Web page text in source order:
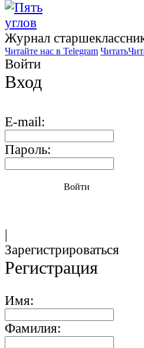
Журнал
Читайте нас в Telegram Читать
Войти
Вход
E-mail:
Пароль:
Войти
|
Зарегистрироваться
Регистрация
Имя:
Фамилия: